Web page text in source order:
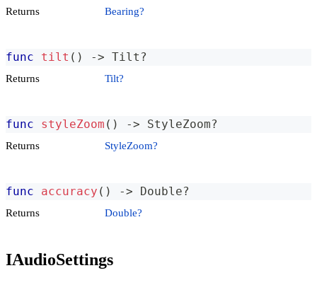
Returns Bearing?
func tilt ( ) -> Tilt ?
Returns Tilt?
func styleZoom ( ) -> StyleZoom?
Returns StyleZoom?
func accuracy ( ) -> Double?
Returns Double?
IAudioSettings